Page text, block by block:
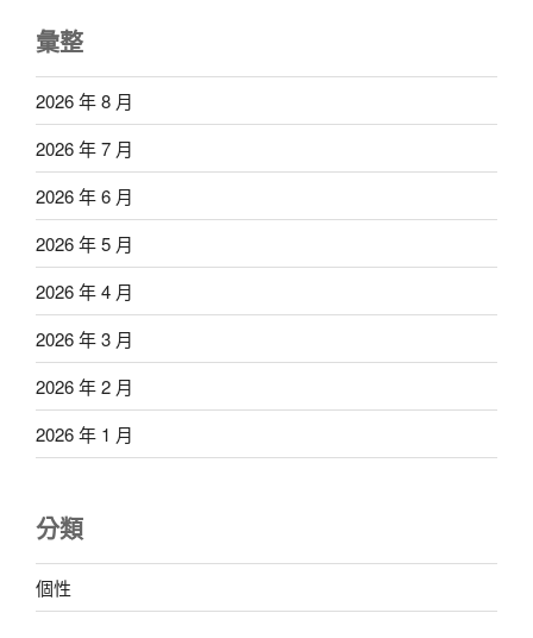
彙整
2026 年 8 月
2026 年 7 月
2026 年 6 月
2026 年 5 月
2026 年 4 月
2026 年 3 月
2026 年 2 月
2026 年 1 月
分類
個性